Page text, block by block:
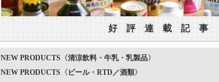
好 評 連 載 記 事
NEW PRODUCTS〈清涼飲料・牛乳・乳製品〉
NEW PRODUCTS〈ビール・RTD／酒類〉